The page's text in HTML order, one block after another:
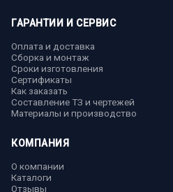
ГАРАНТИИ И СЕРВИС
Оплата и доставка
Сборка и монтаж
Сроки изготовления
Сертификаты
Как заказать
Составление ТЗ и чертежей
Материалы и производство
КОМПАНИЯ
О компании
Каталоги
Отзывы